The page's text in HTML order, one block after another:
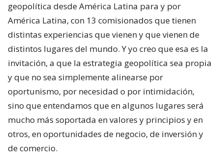
geopolítica desde América Latina para y por
América Latina, con 13 comisionados que tienen
distintas experiencias que vienen y que vienen de
distintos lugares del mundo. Y yo creo que esa es la
invitación, a que la estrategia geopolítica sea propia
y que no sea simplemente alinearse por
oportunismo, por necesidad o por intimidación,
sino que entendamos que en algunos lugares será
mucho más soportada en valores y principios y en
otros, en oportunidades de negocio, de inversión y
de comercio.